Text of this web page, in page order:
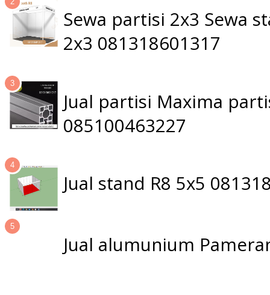
Sewa partisi 2x3 Sewa
2x3 081318601317
Jual partisi Maxima
085100463227
Jual stand R8 5x5
Jual alumunium